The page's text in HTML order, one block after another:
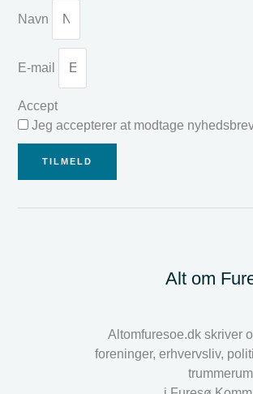
Navn
E-mail
Accept
Jeg accepterer at modtage
TILMELD
Alt om
Altomfuresoe.dk skriver
foreninger, erhvervsliv,
trummerum